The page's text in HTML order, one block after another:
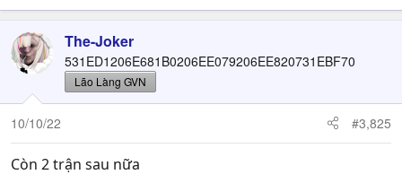
The-Joker
531ED1206E681B0206EE079206EE820731EBF70
Lão Làng GVN
10/10/22 #3,825
Còn 2 trận sau nữa